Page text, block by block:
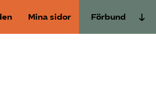
Mina sidor Förbund